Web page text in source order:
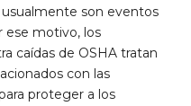
usualmente son eventos
ese motivo, los
caídas de OSHA tratan
con las
proteger a los